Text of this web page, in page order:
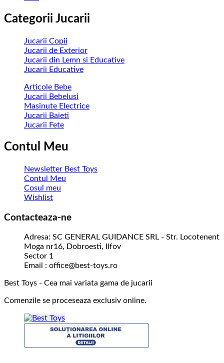
Categorii Jucarii
Jucarii Copii
Jucarii de Exterior
Jucarii din Lemn si Educative
Jucarii Educative
Articole Bebe
Jucarii Bebelusi
Masinute Electrice
Jucarii Baieti
Jucarii Fete
Contul Meu
Newsletter Best Toys
Contul Meu
Cosul meu
Wishlist
Contacteaza-ne
Adresa: SC GENERAL GUIDANCE SRL - Str. Locotenent
Moga nr16, Dobroesti, Ilfov
Sector 1
Email : office@best-toys.ro
Best Toys - Cea mai variata gama de jucarii
Comenzile se proceseaza exclusiv online.